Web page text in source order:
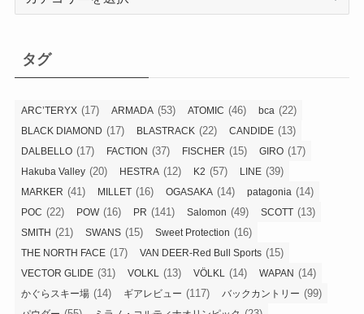
ー
タグ
ARC’TERYX (17) ARMADA (53) ATOMIC (46) bca (22)
BLACK DIAMOND (17) BLASTRACK (22) CANDIDE (13)
DALBELLO (17) FACTION (37) FISCHER (15) GIRO (17)
Hakuba Valley (20) HESTRA (12) K2 (57) LINE (39)
MARKER (41) MILLET (16) OGASAKA (14) patagonia (14)
POC (22) POW(16) PR (141) Salomon (49) SCOTT (13)
SMITH (21) SWANS (15) Sweet Protection (16)
THE NORTH FACE (17) VAN DEER-Red Bull Sports (15)
VECTOR GLIDE (31) VOLKL (13) VÖLKL (14) WAPAN (14)
かぐらスキー場 (14) ギアレビュー (117) バックカントリー (99)